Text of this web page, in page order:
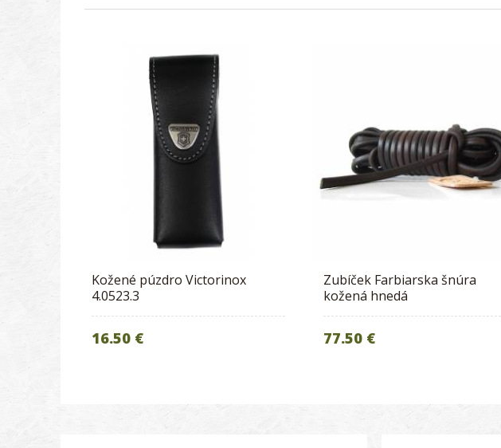
Kožené púzdro Victorinox
4.0523.3
16.50 €
Zubíček Farbiarska šnúra
kožená hnedá
77.50 €